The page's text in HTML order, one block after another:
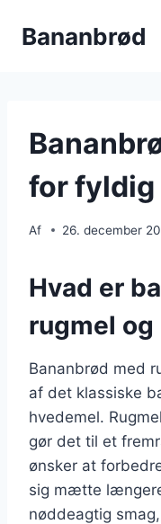
Bananbrød
for fyldig
Af 26. december
Hvad er
rugmel
Bananbrød med
af det klassiske
hvedemel.
gør det til et
ønsker at
sig mætte
nøddeagtig